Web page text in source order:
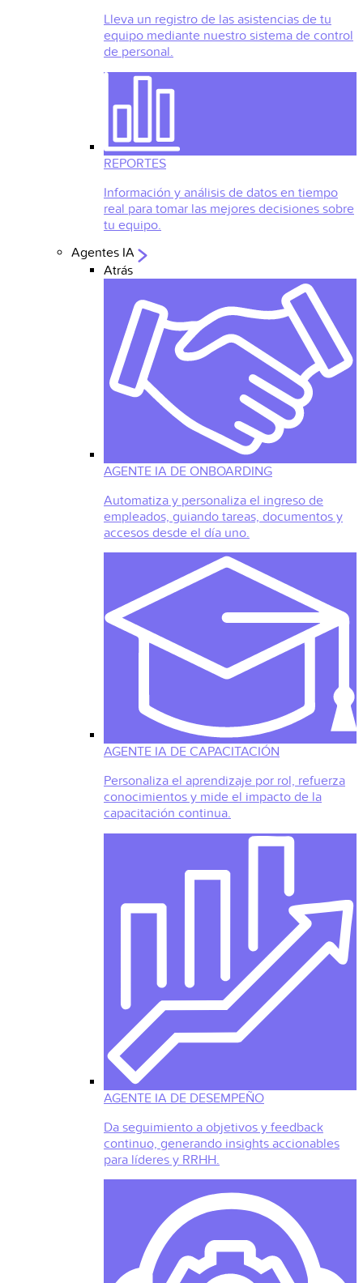
Lleva un registro de las asistencias de tu
equipo mediante nuestro sistema de control
de personal.
REPORTES
Información y análisis de datos en tiempo
real para tomar las mejores decisiones sobre
tu equipo.
Agentes IA
Atrás
AGENTE IA DE ONBOARDING
Automatiza y personaliza el ingreso de
empleados, guiando tareas, documentos y
accesos desde el día uno.
AGENTE IA DE CAPACITACIÓN
Personaliza el aprendizaje por rol, refuerza
conocimientos y mide el impacto de la
capacitación continua.
AGENTE IA DE DESEMPEÑO
Da seguimiento a objetivos y feedback
continuo, generando insights accionables
para líderes y RRHH.